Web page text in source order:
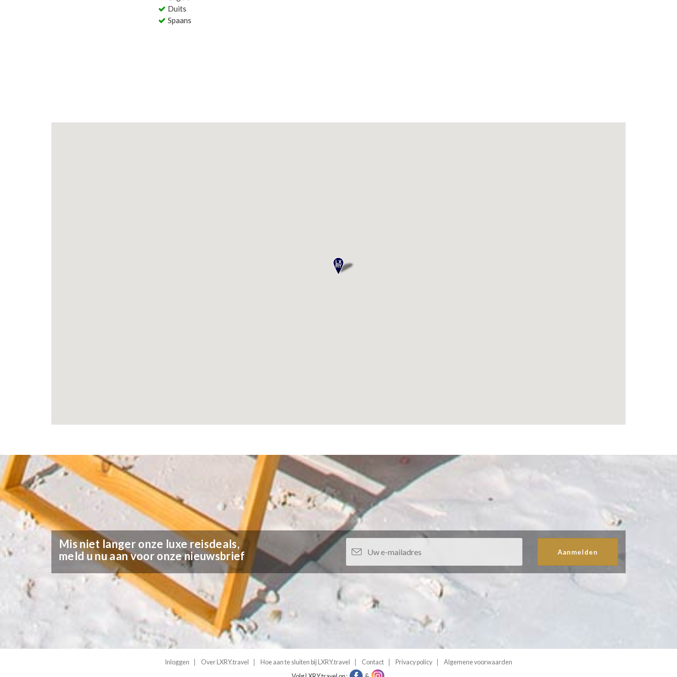
Duits
Spaans
Mis niet langer onze luxe reisdeals,
meld u nu aan voor onze nieuwsbrief
Aanmelden
Inloggen Over LXRY.travel Hoe aan te sluiten bij LXRY.travel Contact Privacy policy
Algemene voorwaarden